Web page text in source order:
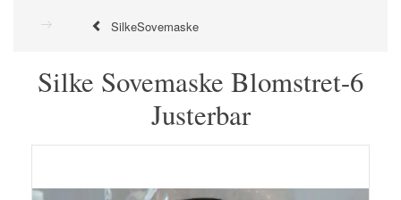
SilkeSovemaske
Silke Sovemaske Blomstret-6
Justerbar